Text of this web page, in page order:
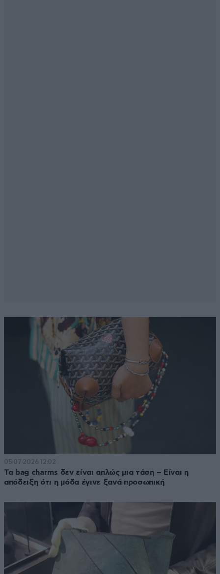
05·07·2026 12:02
Τα bag charms δεν είναι απλώς μια τάση – Είναι η
απόδειξη ότι η μόδα έγινε ξανά προσωπική